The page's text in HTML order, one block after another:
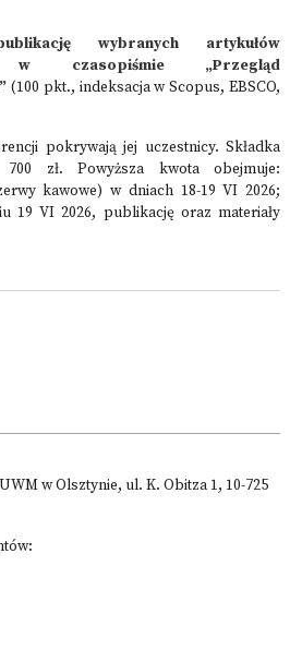
wybranych artykułów
w czasopiśmie „Przegląd
(100 pkt., indeksacja w Scopus, EBSCO,
pokrywają jej uczestnicy. Składka
700 zł. Powyższa kwota obejmuje:
kawowe) w dniach 18-19 VI 2026;
19 VI 2026, publikację oraz materiały
w Olsztynie, ul. K. Obitza 1, 10-725